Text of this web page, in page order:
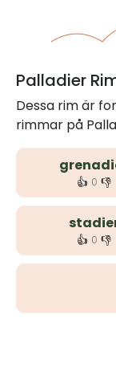
Palladier
Dessa rim är
rimmar på
👍 0 👎
👍 0 👎